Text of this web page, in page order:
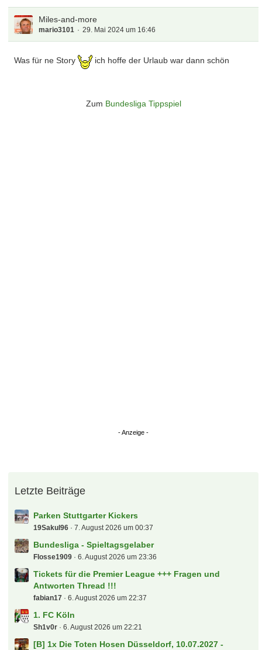
Miles-and-more
mario3101 29. Mai 2024 um 16:46
Was für ne Story ich hoffe der Urlaub war dann schön
Zum Bundesliga Tippspiel
Letzte Beiträge
Parken Stuttgarter Kickers
19Sakul96 7. August 2026 um 00:37
Bundesliga - Spieltagsgelaber
Flosse1909 6. August 2026 um 23:36
Tickets für die Premier League +++ Fragen und
Antworten Thread !!!
fabian17 6. August 2026 um 22:37
1. FC Köln
Sh1v0r 6. August 2026 um 22:21
[B] 1x Die Toten Hosen Düsseldorf, 10.07.2027 -